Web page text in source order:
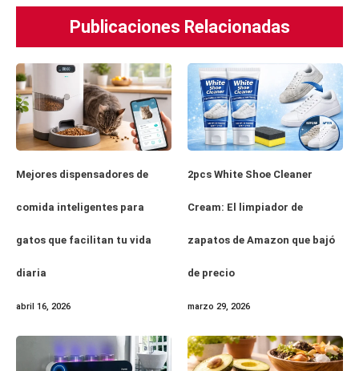
Publicaciones Relacionadas
Mejores dispensadores de
comida inteligentes para
gatos que facilitan tu vida
diaria
abril 16, 2026
2pcs White Shoe Cleaner
Cream: El limpiador de
zapatos de Amazon que bajó
de precio
marzo 29, 2026